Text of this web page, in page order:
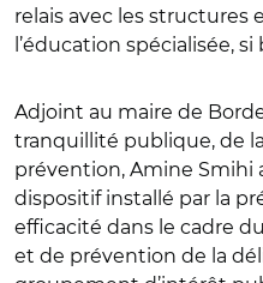
relais avec les structures
l’éducation spécialisée, si
Adjoint au maire de
tranquillité publique, de
prévention, Amine Smihi
dispositif installé par la
efficacité dans le cadre
et de prévention de la